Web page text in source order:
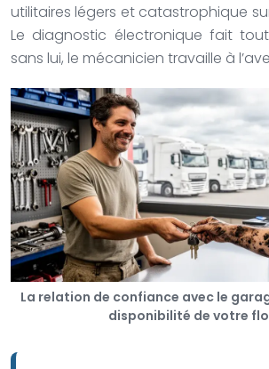
utilitaires légers et catastrophique
Le diagnostic électronique fait
sans lui, le mécanicien travaille à
La relation de confiance avec le
disponibilité de votre